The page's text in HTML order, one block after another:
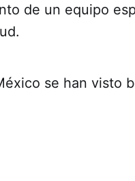
de un equipo
se han visto